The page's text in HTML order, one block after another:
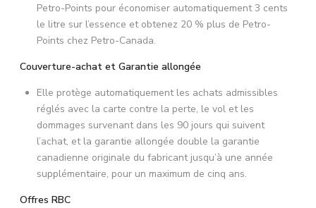
Petro-Points pour économiser automatiquement 3 cents
le litre sur l’essence et obtenez 20 % plus de Petro-
Points chez Petro-Canada.
Couverture-achat et Garantie allongée
Elle protège automatiquement les achats admissibles
réglés avec la carte contre la perte, le vol et les
dommages survenant dans les 90 jours qui suivent
l’achat, et la garantie allongée double la garantie
canadienne originale du fabricant jusqu’à une année
supplémentaire, pour un maximum de cinq ans.
Offres RBC